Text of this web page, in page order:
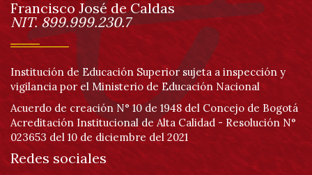
página
Información
Francisco José de Caldas
NIT. 899.999.230.7
Institución de Educación Superior sujeta a inspección y
vigilancia por el Ministerio de Educación Nacional
Acuerdo de creación N° 10 de 1948 del Concejo de Bogotá
Acreditación Institucional de Alta Calidad - Resolución N°
023653 del 10 de diciembre del 2021
Redes sociales